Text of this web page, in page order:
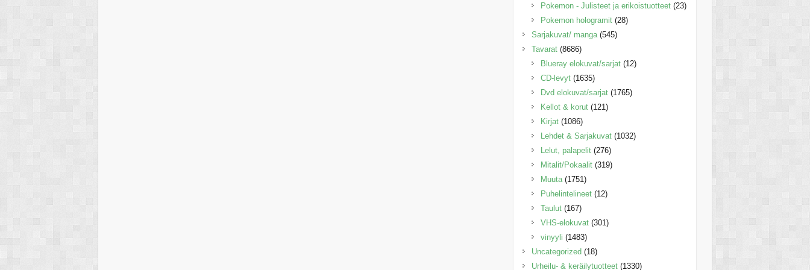
Pokemon - Julisteet ja erikoistuotteet (23)
Pokemon hologramit (28)
Sarjakuvat/ manga (545)
Tavarat (8686)
Blueray elokuvat/sarjat (12)
CD-levyt (1635)
Dvd elokuvat/sarjat (1765)
Kellot & korut (121)
Kirjat (1086)
Lehdet & Sarjakuvat (1032)
Lelut, palapelit (276)
Mitalit/Pokaalit (319)
Muuta (1751)
Puhelintelineet (12)
Taulut (167)
VHS-elokuvat (301)
vinyyli (1483)
Uncategorized (18)
Urheilu- & keräilytuotteet (1330)